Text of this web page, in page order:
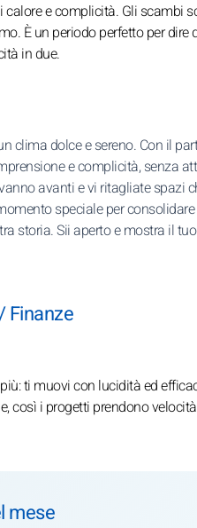
e complicità. Gli scambi
È un periodo perfetto per
in due.
clima dolce e sereno. Con il
e complicità, senza
avanti e vi ritagliate spazi
speciale per
storia. Sii aperto e mostra il tuo
Finanze
ti muovi con lucidità ed
così i progetti prendono
mese